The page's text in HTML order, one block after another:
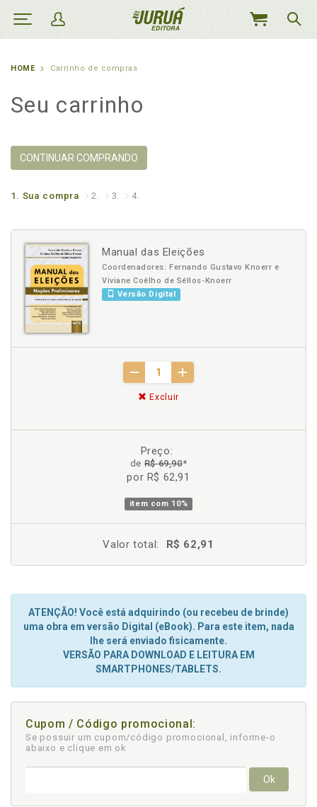
MEU
HOME Carrinho de compras
Seu carrinho
CONTINUAR COMPRANDO
1. Sua compra 2. 3. 4.
Manual das Eleições
Coordenadores: Fernando Gustavo Knoerr e
Viviane Coêlho de Séllos-Knoerr
Versão Digital
Excluir
Preço:
deR$ 69,90*
por R$ 62,91
item com 10%
Valor total: R$ 62,91
ATENÇÃO! Você está adquirindo (ou recebeu de brinde)
uma obra em versão Digital (eBook). Para este item, nada
lhe será enviado fisicamente.
VERSÃO PARA DOWNLOAD E LEITURA EM
SMARTPHONES/TABLETS.
Cupom / Código promocional:
Se possuir um cupom/código promocional, informe-o
abaixo e clique em ok
Ok